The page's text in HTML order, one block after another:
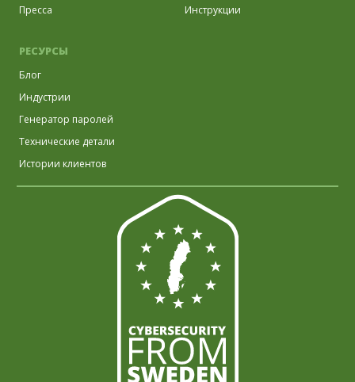
Пресса
Инструкции
РЕСУРСЫ
Блог
Индустрии
Генератор паролей
Технические детали
Истории клиентов